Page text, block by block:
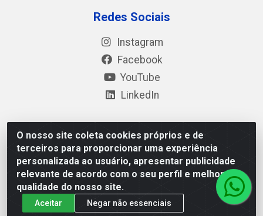
O nosso site coleta cookies próprios e de
terceiros para proporcionar uma experiência
personalizada ao usuário, apresentar publicidade
relevante de acordo com o seu perfil e melhorar a
qualidade do nosso site.
Aceitar Negar não essenciais
Redes Sociais
Instagram
Facebook
YouTube
LinkedIn
Polimold Industrial Ltda - Estrada dos Casa, 4585 – São
Bernardo do Campo / SP – CEP: 09.840-000 - CNPJ
44.106.466/0001-41